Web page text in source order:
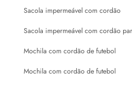
Sacola impermeável com cordão
Sacola impermeável com cordão
Mochila com cordão de futebol
Mochila com cordão de futebol